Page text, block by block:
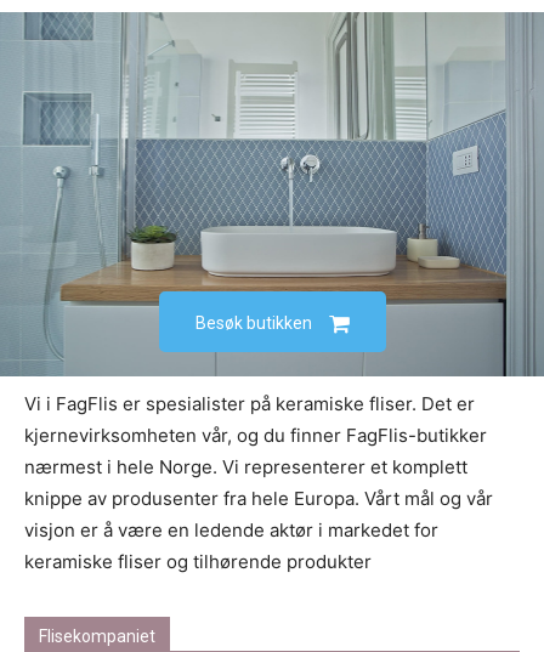
Besøk butikken
Vi i FagFlis er spesialister på keramiske fliser. Det er
kjernevirksomheten vår, og du finner FagFlis-butikker
nærmest i hele Norge. Vi representerer et komplett
knippe av produsenter fra hele Europa. Vårt mål og vår
visjon er å være en ledende aktør i markedet for
keramiske fliser og tilhørende produkter
Flisekompaniet